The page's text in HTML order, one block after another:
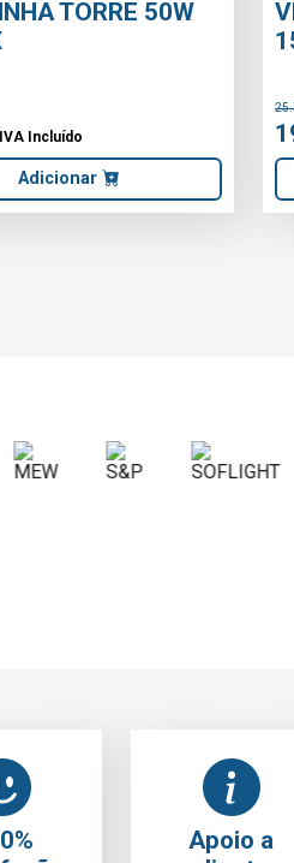
REF: NRVE33500
24.90€
19.90€ IVA Incluído
Adicionar